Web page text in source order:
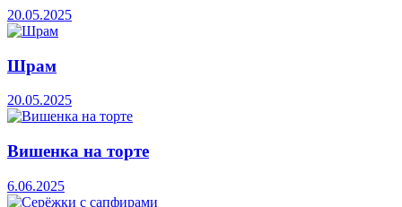
20.05.2025
Шрам
20.05.2025
Вишенка на торте
6.06.2025